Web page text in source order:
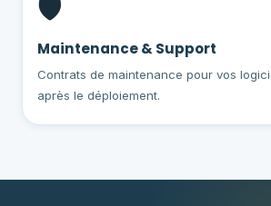
🛡️
Maintenance & Support
Contrats de maintenance pour vos
après le déploiement.